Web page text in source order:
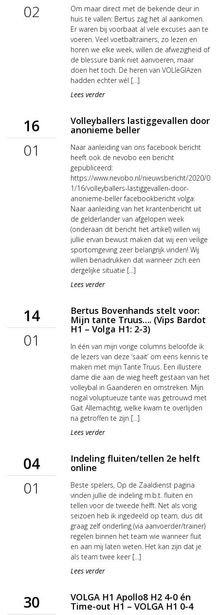
02
Om maar direct met de bekende deur in
huis te vallen: Bertus zag het al aankomen.
Er waren bij voorbaat al vele excuses aan te
voeren. Veel voetbaltrainers, zo lezen en
horen we elke week, willen de afwezigheid of
de blessure bank niet aanvoeren, maar
doen het toch. De heren van VOLleGlAzen
hadden echter wél […]
Lees verder
16
01
Volleyballers lastiggevallen door
anonieme beller
Naar aanleiding van ons facebook bericht
heeft ook de nevobo een bericht
gepubliceerd:
https://www.nevobo.nl/nieuwsbericht/2020/0
1/16/volleyballers-lastiggevallen-door-
anonieme-beller facebookbericht volga:
Naar aanleiding van het krantenbericht uit
de gelderlander van afgelopen week
(onderaan dit bericht het artikel) willen wij
jullie ervan bewust maken dat wij een veilige
sportomgeving zeer belangrijk vinden! Wij
willen benadrukken dat wanneer zich een
dergelijke situatie […]
Lees verder
14
01
Bertus Bovenhands stelt voor:
Mijn tante Truus…. (Vips Bardot
H1 – Volga H1: 2-3)
In één van mijn vorige columns beloofde ik
de lezers van deze ‘saait’ om eens kennis te
maken met mijn Tante Truus. Een illustere
dame die aan de wieg heeft gestaan van het
volleybal in Gaanderen en omstreken. Mijn
nogal voluptueuze tante was getrouwd met
Gait Allemachtig, welke kwam te overlijden
na getroffen te zijn […]
Lees verder
04
01
Indeling fluiten/tellen 2e helft
online
Beste spelers, Op de Zaaldienst pagina
vinden jullie de indeling m.b.t. fluiten en
tellen voor de tweede helft. Net als vorig
seizoen heb ik ingedeeld op team, dus dit
graag zelf onderling (via aanvoerder/trainer)
regelen binnen het team wie wanneer fluit
en aan mij laten weten. Het kan zijn dat je
als team twee keer […]
Lees verder
30
VOLGA H1 Apollo8 H2 4-0 én
Time-out H1 – VOLGA H1 0-4